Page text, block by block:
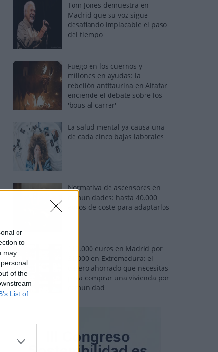
or
to
may
of the
List of
Tom Jones demuestra en
Madrid que su voz sigue
desafiando implacable el paso
del tiempo
Fuego en los cuernos y
millones en ayudas: la
rebelión antitaurina en Alfafar
enciende el debate sobre los
'bous al carrer'
La salud mental ya causa una
de cada cinco bajas laborales
Normativa de ascensores en
comunidades: hasta 40.000
euros de coste para adaptarlos
110.000 euros en Madrid por
31.000 en Extremadura: el
dinero ahorrado que necesitas
para comprar una vivienda por
comunidad